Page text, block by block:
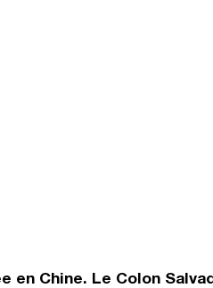
en Chine. Le Colon